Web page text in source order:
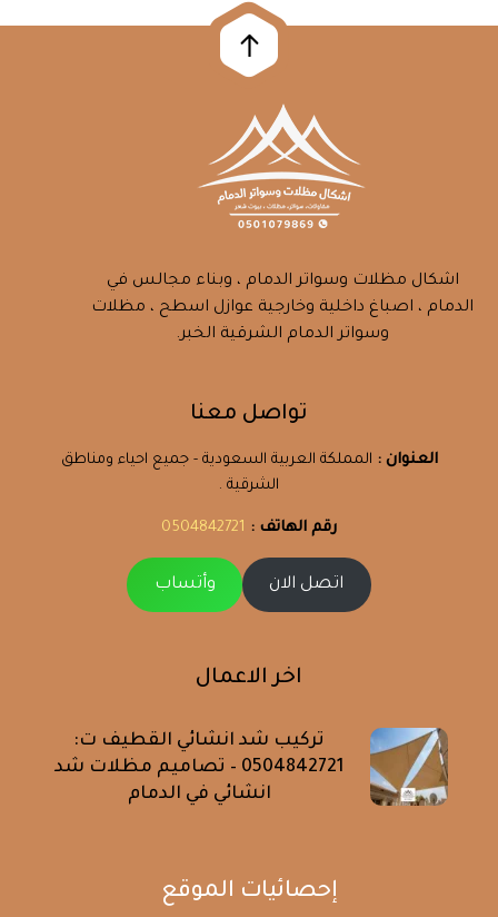
اشكال مظلات وسواتر الدمام ، وبناء مجالس في
الدمام ، اصباغ داخلية وخارجية عوازل اسطح ، مظلات
وسواتر الدمام الشرقية الخبر.
تواصل معنا
العنوان : المملكة العربية السعودية - جميع احياء ومناطق
الشرقية .
رقم الهاتف :
اتصل الان وأتساب
اخر الاعمال
تركيب شد انشائي القطيف ت:
0504842721 – تصاميم مظلات شد
انشائي في الدمام
إحصائيات الموقع